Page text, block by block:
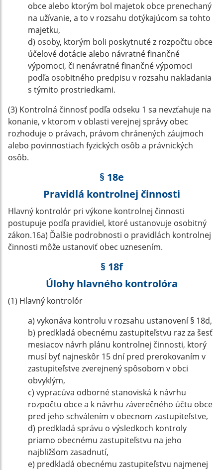
obce alebo ktorým bol majetok obce prenechaný
na užívanie, a to v rozsahu dotýkajúcom sa tohto
majetku,
d) osoby, ktorým boli poskytnuté z rozpočtu obce
účelové dotácie alebo návratné finančné
výpomoci, či nenávratné finančné výpomoci
podľa osobitného predpisu v rozsahu nakladania
s týmito prostriedkami.
(3) Kontrolná činnosť podľa odseku 1 sa nevzťahuje na
konanie, v ktorom v oblasti verejnej správy obec
rozhoduje o právach, právom chránených záujmoch
alebo povinnostiach fyzických osôb a právnických
osôb.
§ 18e
Pravidlá kontrolnej činnosti
Hlavný kontrolór pri výkone kontrolnej činnosti
postupuje podľa pravidiel, ktoré ustanovuje osobitný
zákon.16a) Ďalšie podrobnosti o pravidlách kontrolnej
činnosti môže ustanoviť obec uznesením.
§ 18f
Úlohy hlavného kontrolóra
(1) Hlavný kontrolór
a) vykonáva kontrolu v rozsahu ustanovení § 18d,
b) predkladá obecnému zastupiteľstvu raz za šesť
mesiacov návrh plánu kontrolnej činnosti, ktorý
musí byť najneskôr 15 dní pred prerokovaním v
zastupiteľstve zverejnený spôsobom v obci
obvyklým,
c) vypracúva odborné stanoviská k návrhu
rozpočtu obce a k návrhu záverečného účtu obce
pred jeho schválením v obecnom zastupiteľstve,
d) predkladá správu o výsledkoch kontroly
priamo obecnému zastupiteľstvu na jeho
najbližšom zasadnutí,
e) predkladá obecnému zastupiteľstvu najmenej